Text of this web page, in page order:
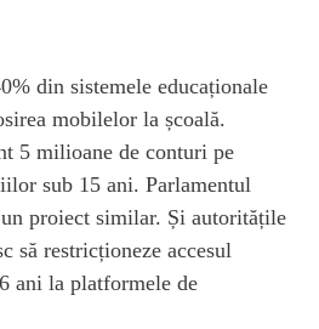
din sistemele educaționale
mobilelor la școală.
5 milioane de conturi pe
sub 15 ani. Parlamentul
proiect similar. Și autoritățile
să restricționeze accesul
ani la platformele de